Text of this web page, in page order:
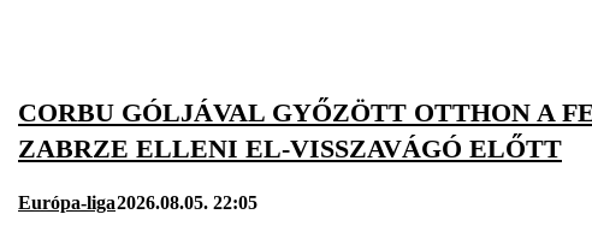
CORBU GÓLJÁVAL GYŐZÖTT OTTHON A
ZABRZE ELLENI EL-VISSZAVÁGÓ ELŐTT
Európa-liga2026.08.05. 22:05